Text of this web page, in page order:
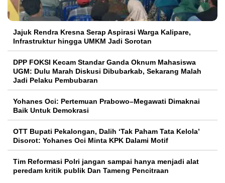
Jajuk Rendra Kresna Serap Aspirasi Warga Kalipare,
Infrastruktur hingga UMKM Jadi Sorotan
DPP FOKSI Kecam Standar Ganda Oknum Mahasiswa
UGM: Dulu Marah Diskusi Dibubarkab, Sekarang Malah
Jadi Pelaku Pembubaran
Yohanes Oci: Pertemuan Prabowo–Megawati Dimaknai
Baik Untuk Demokrasi
OTT Bupati Pekalongan, Dalih ‘Tak Paham Tata Kelola’
Disorot: Yohanes Oci Minta KPK Dalami Motif
Tim Reformasi Polri jangan sampai hanya menjadi alat
peredam kritik publik Dan Tameng Pencitraan